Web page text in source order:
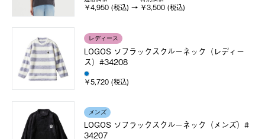
￥4,950 (税込) ￥3,500 (税込)
レディース
LOGOS ソフラックスクルーネック（レディー
ス）#34208
￥5,720 (税込)
メンズ
LOGOS ソフラックスクルーネック（メンズ）#
34207